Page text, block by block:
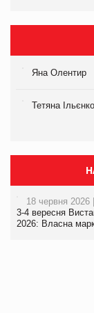
Яна Олентир
Тетяна Ільєнко
18 червня 2026 |
3-4 вересня
2026: Власна